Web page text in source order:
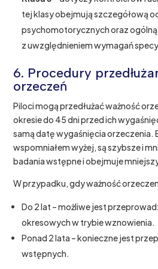
tej klasy obejmują szczegółową
psychomotorycznych oraz
z uwzględnieniem wymagań
6. Procedury
orzeczeń
Piloci mogą przedłużać ważność
okresie do 45 dni przed ich
samą datę wygaśnięcia orzeczenia.
wspomniałem wyżej, są szybsze i
badania wstępne i obejmuje
W przypadku, gdy ważność
Do 2 lat – możliwe jest
okresowych w trybie wznowienia.
Ponad 2 lata – konieczne jest
wstępnych.